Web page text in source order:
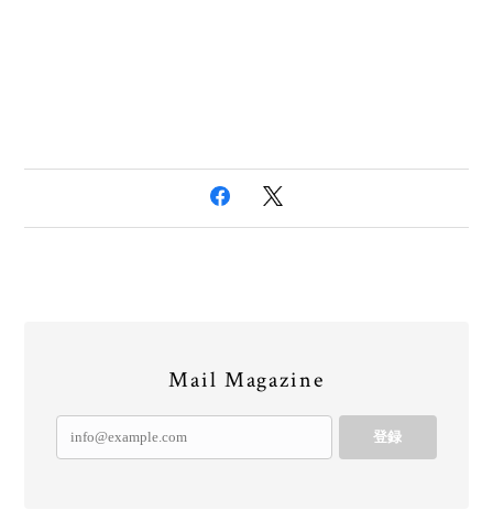
Mail Magazine
登録